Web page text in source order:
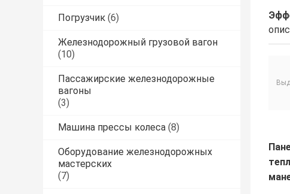
Погрузчик (6)
Железнодорожный грузовой вагон
(10)
Пассажирские железнодорожные
вагоны
(3)
Машина прессы колеса (8)
Оборудование железнодорожных
мастерских
(7)